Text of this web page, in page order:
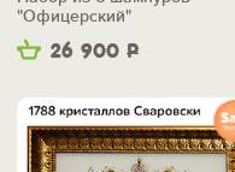
26 900 Р
"Офицерский"